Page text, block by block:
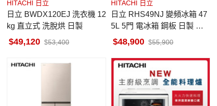
HITACHI 日立
日立 BWDX120EJ 洗衣機 12
kg 直立式 洗脫烘 日製
49,120 53,400
HITACHI 日立
日立 RHS49NJ 變頻冰箱 47
5L 5門 電冰箱 鋼板 日製 消
光白 一級變頻
48,900 55,900